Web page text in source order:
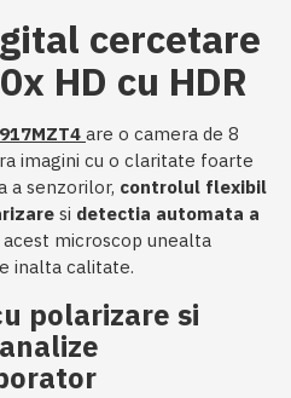
cercetare
HD cu HDR
are o camera de 8
imagini cu o claritate foarte
a senzorilor, controlul flexibil
si detectia automata a
acest microscop unealta
inalta calitate.
polarizare si